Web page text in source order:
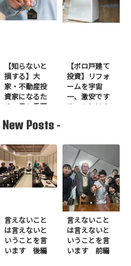
【知らないと
損する】大
家・不動産投
資家になるた
めの最も重要
【ボロ戸建て
投資】リフォ
ームを宇宙
一、激安です
るコツとは？
New Posts -
言えないこと
は言えないと
いうことを言
います 後編
言えないこと
は言えないと
いうことを言
います 前編